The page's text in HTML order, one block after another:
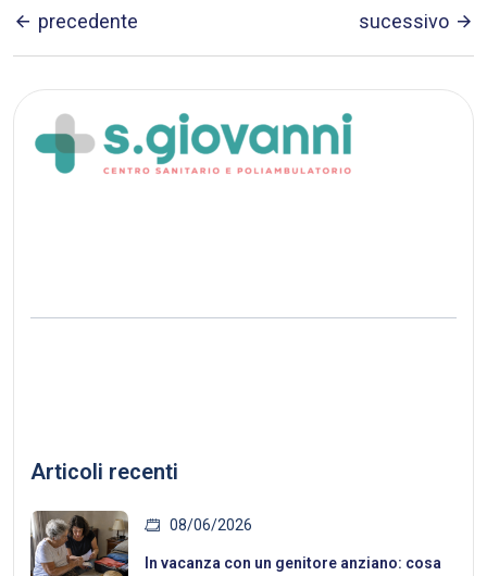
precedente sucessivo
Articoli recenti
08/06/2026
In vacanza con un genitore anziano: cosa